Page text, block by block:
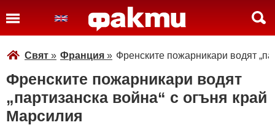
Свят » Франция » Френските пожарникари водят
Френските пожарникари водят
„партизанска война“ с огъня край
Марсилия